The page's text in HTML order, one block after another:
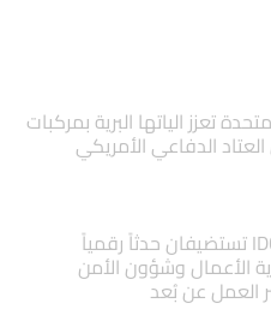
تعزز الياتها البرية بمركبات
مايكروسوفت وIDC تستضيفان حدثاً رقمياً
الأعمال وشؤون الأمن
العمل عن بُعد